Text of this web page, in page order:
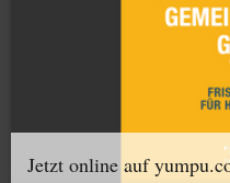
Jetzt online auf